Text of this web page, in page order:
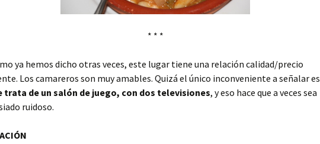
* * *
ya hemos dicho otras veces, este lugar tiene una relación calidad/precio
Los camareros son muy amables. Quizá el único inconveniente a señalar es
trata de un salón de juego, con dos televisiones, y eso hace que a veces sea
ruidoso.